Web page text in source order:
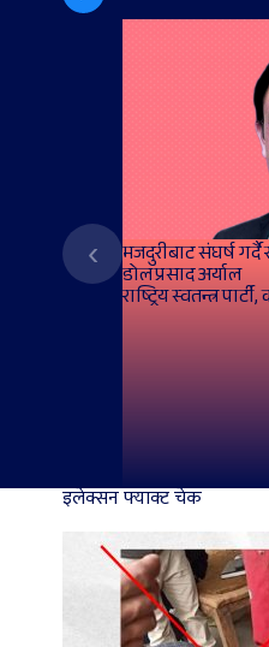
‹ मजदुरीबाट संघर्ष
डोलप्रसाद अर्याल
राष्ट्रिय स्वतन्त्र
इलेक्सन फ्याक्ट चेक